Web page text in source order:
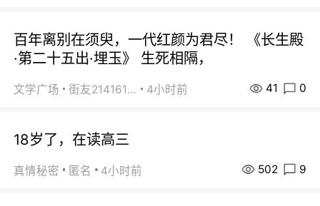
百年离别在须臾，一代红颜为君尽！ 《长生殿
·第二十五出·埋玉》 生死相隔，
文学广场 街友21416156 4小时前 41 0
18岁了，在读高三
真情秘密 匿名 4小时前 502 9